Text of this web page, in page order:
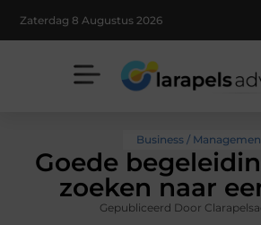
Zaterdag 8 Augustus 2026
Business /
Goede
zoeken naar
Gepubliceerd Door